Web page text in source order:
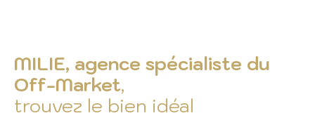
MILIE, agence spécialiste du
Off-Market,
trouvez le bien idéal